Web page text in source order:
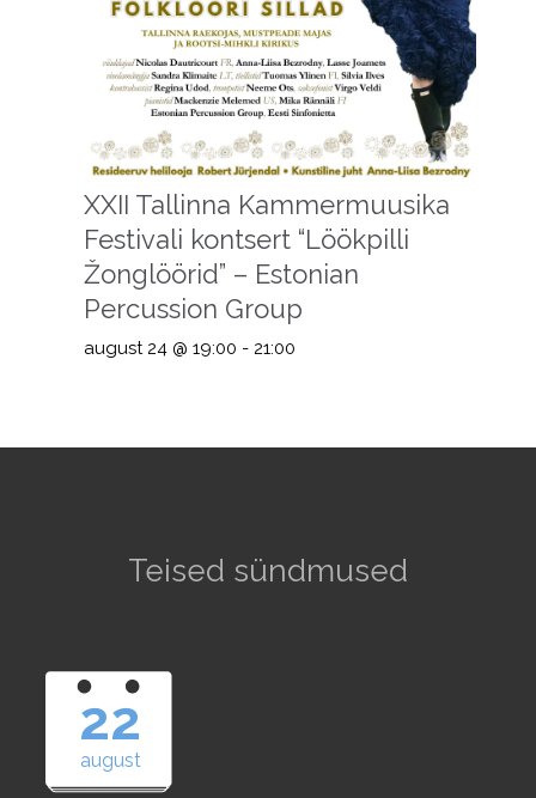
XXII Tallinna Kammermuusika
Festivali kontsert “Löökpilli
Žonglöörid” – Estonian
Percussion Group
august 24 @ 19:00 - 21:00
Teised sündmused
22
august